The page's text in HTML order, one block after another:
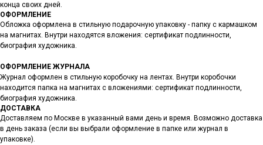
конца своих дней.
ОФОРМЛЕНИЕ
Обложка оформлена в стильную подарочную упаковку - папку с кармашком
на магнитах. Внутри находятся вложения: сертификат подлинности,
биография художника.
ОФОРМЛЕНИЕ ЖУРНАЛА
Журнал оформлен в стильную коробочку на лентах. Внутри коробочки
находится папка на магнитах с вложениями: сертификат подлинности,
биография художника.
ДОСТАВКА
Доставляем по Москве в указанный вами день и время. Возможно доставка
в день заказа (если вы выбрали оформление в папке или журнал в
упаковке).